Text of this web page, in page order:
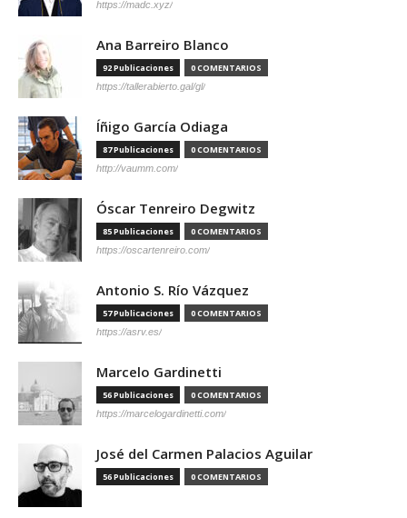
https://madc.xyz/
Ana Barreiro Blanco
92 Publicaciones 0 COMENTARIOS
https://tallerabierto.gal/gl/
Íñigo García Odiaga
87 Publicaciones 0 COMENTARIOS
http://vaumm.com/
Óscar Tenreiro Degwitz
85 Publicaciones 0 COMENTARIOS
https://oscartenreiro.com/
Antonio S. Río Vázquez
57 Publicaciones 0 COMENTARIOS
https://asrv.es/
Marcelo Gardinetti
56 Publicaciones 0 COMENTARIOS
https://marcelogardinetti.com/
José del Carmen Palacios Aguilar
56 Publicaciones 0 COMENTARIOS